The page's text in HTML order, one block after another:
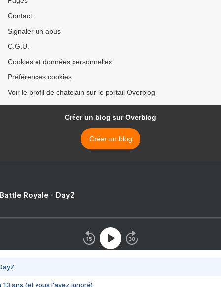
Contact
Signaler un abus
C.G.U.
Cookies et données personnelles
Préférences cookies
Voir le profil de chatelain sur le portail Overblog
Créer un blog sur Overblog
Créer un blog
Royale - DayZ
13 ans (et vous l'avez ignoré)